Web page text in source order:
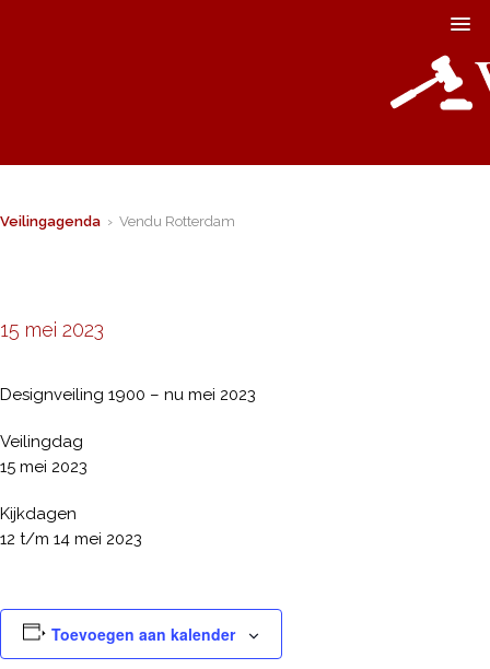
Veilingagenda › Vendu Rotterdam
15 mei 2023
Designveiling 1900 – nu mei 2023
Veilingdag
15 mei 2023
Kijkdagen
12 t/m 14 mei 2023
Toevoegen aan kalender